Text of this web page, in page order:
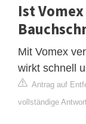
Ist
Mit Vomex
wirkt schnell
Antrag auf
vollständige